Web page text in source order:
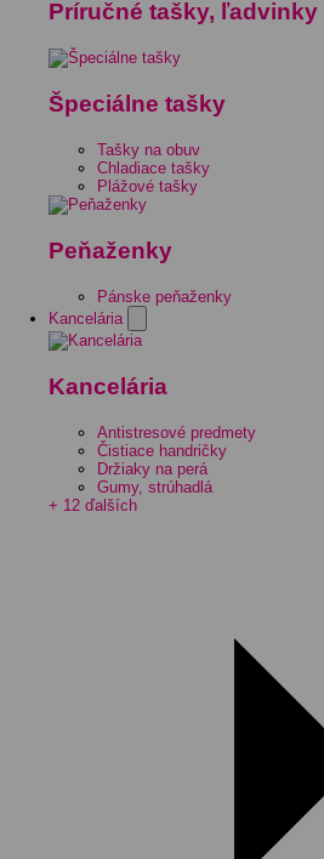
Príručné tašky, ľadvinky
Špeciálne tašky
Tašky na obuv
Chladiace tašky
Plážové tašky
Peňaženky
Pánske peňaženky
Kancelária
Kancelária
Antistresové predmety
Čistiace handričky
Držiaky na perá
Gumy, strúhadlá
+ 12 ďalších